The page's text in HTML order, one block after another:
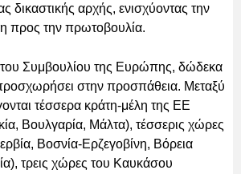
δικαστικής αρχής, ενισχύοντας την
προς την πρωτοβουλία.
Συμβουλίου της Ευρώπης, δώδεκα
στην προσπάθεια. Μεταξύ
τέσσερα κράτη-μέλη της ΕΕ
Βουλγαρία, Μάλτα), τέσσερις χώρες
Βοσνία-Ερζεγοβίνη, Βόρεια
τρεις χώρες του Καυκάσου